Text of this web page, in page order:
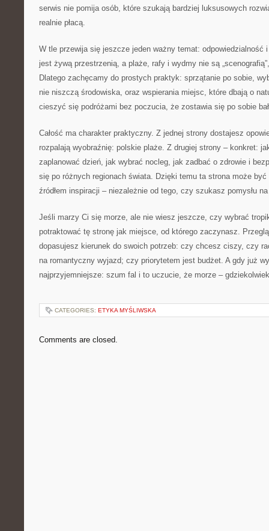
serwis nie pomija osób, które szukają bardziej luksusowych
realnie płacą.
W tle przewija się jeszcze jeden ważny temat: odpowiedzialność
jest żywą przestrzenią, a plaże, rafy i wydmy nie są
Dlatego zachęcamy do prostych praktyk: sprzątanie po sobie,
nie niszczą środowiska, oraz wspierania miejsc, które dbają o
cieszyć się podróżami bez poczucia, że zostawia się po sobie
Całość ma charakter praktyczny. Z jednej strony dostajesz
rozpalają wyobraźnię: polskie plaże. Z drugiej strony – konkret:
zaplanować dzień, jak wybrać nocleg, jak zadbać o zdrowie i
się po różnych regionach świata. Dzięki temu ta strona może
źródłem inspiracji – niezależnie od tego, czy szukasz pomysłu
Jeśli marzy Ci się morze, ale nie wiesz jeszcze, czy wybrać
potraktować tę stronę jak miejsce, od którego zaczynasz.
dopasujesz kierunek do swoich potrzeb: czy chcesz ciszy, czy
na romantyczny wyjazd; czy priorytetem jest budżet. A gdy już
najprzyjemniejsze: szum fal i to uczucie, że morze –
CATEGORIES: ETYKA MYŚLIWSKA
Comments are closed.